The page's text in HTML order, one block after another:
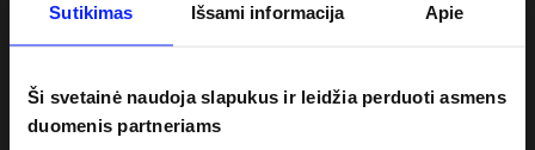
Sutikimas Išsami informacija Apie
Ši svetainė naudoja slapukus ir leidžia perduoti asmens
duomenis partneriams